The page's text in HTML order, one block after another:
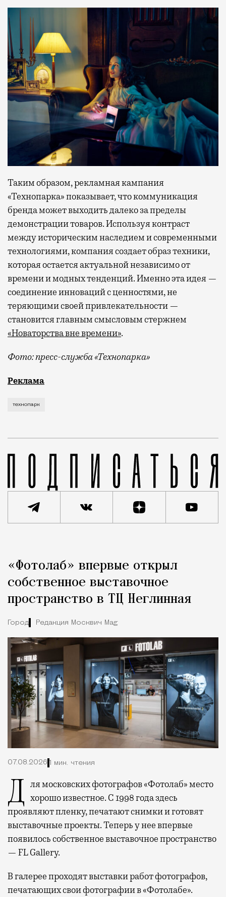
Таким образом, рекламная кампания
«Технопарка» показывает, что коммуникация
бренда может выходить далеко за пределы
демонстрации товаров. Используя контраст
между историческим наследием и современными
технологиями, компания создает образ техники,
которая остается актуальной независимо от
времени и модных тенденций. Именно эта идея —
соединение инноваций с ценностями, не
теряющими своей привлекательности —
становится главным смысловым стержнем
«Новаторства вне времени».
Фото: пресс-служба «Технопарка»
Рекламные кампании техники редко выходят за
Реклама
технопарк
Город
«Фотолаб» впервые открыл
собственное выставочное
пространство в ТЦ Неглинная
Город Редакция Москвич Mag
07.08.2026 1 мин. чтения
Для московских фотографов «Фотолаб» место хорошо известное. С 1998 года здесь
проявляют пленку, печатают снимки и готовят
выставочные проекты. Теперь у нее впервые
появилось собственное выставочное пространство
— FL Gallery.
В галерее проходят выставки работ фотографов,
печатающих свои фотографии в «Фотолабе».